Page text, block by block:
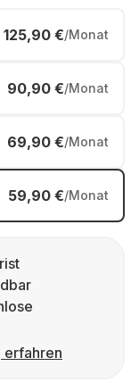
125,90 €/Monat
90,90 €/Monat
69,90 €/Monat
59,90 €/Monat
erfahren